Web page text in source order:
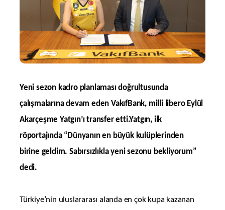
Yeni sezon kadro planlaması doğrultusunda
çalışmalarına devam eden VakıfBank, milli libero Eylül
Akarçeşme Yatgın’ı transfer etti.Yatgın, ilk
röportajında “Dünyanın en büyük kulüplerinden
birine geldim. Sabırsızlıkla yeni sezonu bekliyorum”
dedi.
Türkiye’nin uluslararası alanda en çok kupa kazanan